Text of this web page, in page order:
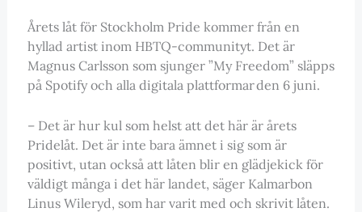
Årets låt för Stockholm Pride kommer från en
hyllad artist inom HBTQ-communityt. Det är
Magnus Carlsson som sjunger ”My Freedom” släpps
på Spotify och alla digitala plattformar den 6 juni.
– Det är hur kul som helst att det här är årets
Pridelåt. Det är inte bara ämnet i sig som är
positivt, utan också att låten blir en glädjekick för
väldigt många i det här landet, säger Kalmarbon
Linus Wileryd, som har varit med och skrivit låten.